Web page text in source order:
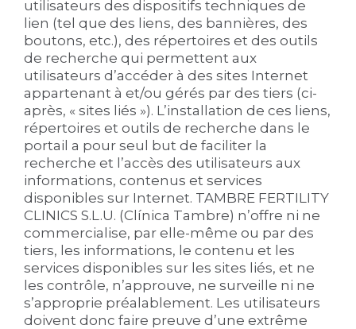
utilisateurs des dispositifs techniques de
lien (tel que des liens, des bannières, des
boutons, etc.), des répertoires et des outils
de recherche qui permettent aux
utilisateurs d’accéder à des sites Internet
appartenant à et/ou gérés par des tiers (ci-
après, « sites liés »). L’installation de ces liens,
répertoires et outils de recherche dans le
portail a pour seul but de faciliter la
recherche et l’accès des utilisateurs aux
informations, contenus et services
disponibles sur Internet. TAMBRE FERTILITY
CLINICS S.L.U. (Clínica Tambre) n’offre ni ne
commercialise, par elle-même ou par des
tiers, les informations, le contenu et les
services disponibles sur les sites liés, et ne
les contrôle, n’approuve, ne surveille ni ne
s’approprie préalablement. Les utilisateurs
doivent donc faire preuve d’une extrême